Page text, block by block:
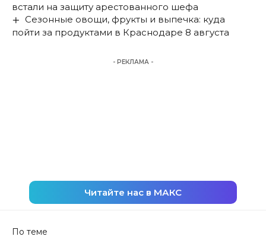
встали на защиту арестованного шефа
Сезонные овощи, фрукты и выпечка: куда
пойти за продуктами в Краснодаре 8 августа
- РЕКЛАМА -
Читайте нас в МАКС
По теме